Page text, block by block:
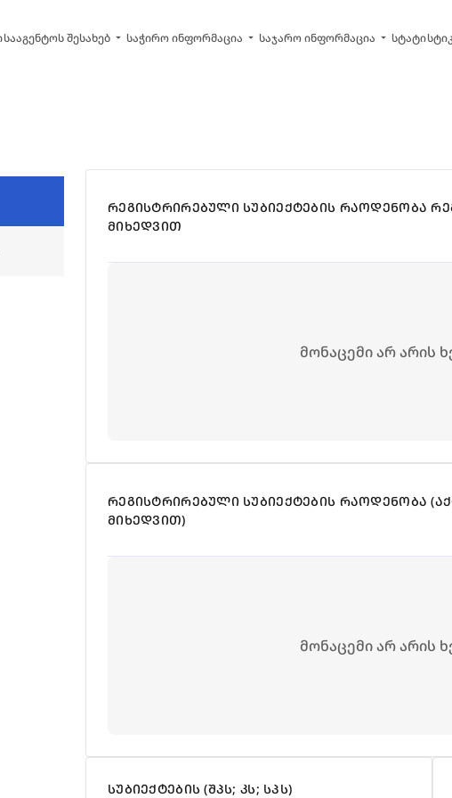
სააგენტოს შესახებarrow_drop_down საჭირო ინფორმაცია arrow_drop_down საჯარო ინფორმაცია arrow_drop_down
ᲠᲔᲒᲘᲡᲢᲠᲘᲠᲔᲑᲣᲚᲘ ᲡᲣᲑᲘᲔᲥᲢᲔᲑᲘᲡ ᲠᲐᲝᲓᲔᲜᲝᲑᲐ
ᲛᲘᲮᲔᲓᲕᲘᲗ
მონაცემი არ არის
ᲠᲔᲒᲘᲡᲢᲠᲘᲠᲔᲑᲣᲚᲘ ᲡᲣᲑᲘᲔᲥᲢᲔᲑᲘᲡ ᲠᲐᲝᲓᲔᲜᲝᲑᲐ
ᲛᲘᲮᲔᲓᲕᲘᲗ)
მონაცემი არ არის
ᲡᲣᲑᲘᲔᲥᲢᲔᲑᲘᲡ (ᲨᲞᲡ; ᲙᲡ; ᲡᲞᲡ)